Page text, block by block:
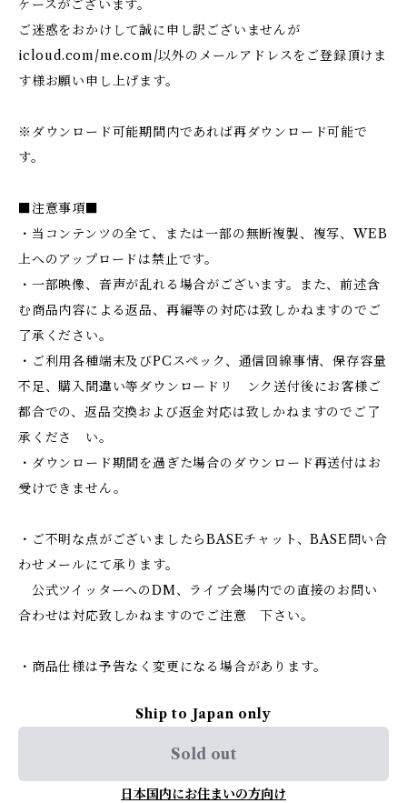
ケースがございます。
ご迷惑をおかけして誠に申し訳ございませんが
icloud.com/me.com/以外のメールアドレスをご登録頂けま
す様お願い申し上げます。
※ダウンロード可能期間内であれば再ダウンロード可能で
す。
■注意事項■
・当コンテンツの全て、または一部の無断複製、複写、WEB
上へのアップロードは禁止です。
・一部映像、音声が乱れる場合がございます。また、前述含
む商品内容による返品、再編等の対応は致しかねますのでご
了承ください。
・ご利用各種端末及びPCスペック、通信回線事情、保存容量
不足、購入間違い等ダウンロードリ ンク送付後にお客様ご
都合での、返品交換および返金対応は致しかねますのでご了
承くださ い。
・ダウンロード期間を過ぎた場合のダウンロード再送付はお
受けできません。
・ご不明な点がございましたらBASEチャット、BASE問い合
わせメールにて承ります。
公式ツイッターへのDM、ライブ会場内での直接のお問い
合わせは対応致しかねますのでご注意 下さい。
・商品仕様は予告なく変更になる場合があります。
Ship to Japan only
Sold out
日本国内にお住まいの方向け